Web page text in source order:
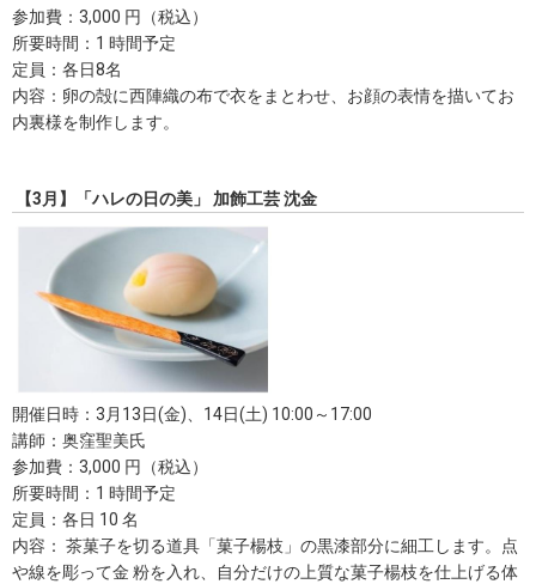
参加費：3,000 円（税込）
所要時間：1 時間予定
定員：各日8名
内容：卵の殻に西陣織の布で衣をまとわせ、お顔の表情を描いてお
内裏様を制作します。
【3月】「ハレの日の美」 加飾工芸 沈金
開催日時：3月13日(金)、14日(土) 10:00～17:00
講師：奥窪聖美氏
参加費：3,000 円（税込）
所要時間：1 時間予定
定員：各日 10 名
内容： 茶菓子を切る道具「菓子楊枝」の黒漆部分に細工します。点
や線を彫って金 粉を入れ、自分だけの上質な菓子楊枝を仕上げる体